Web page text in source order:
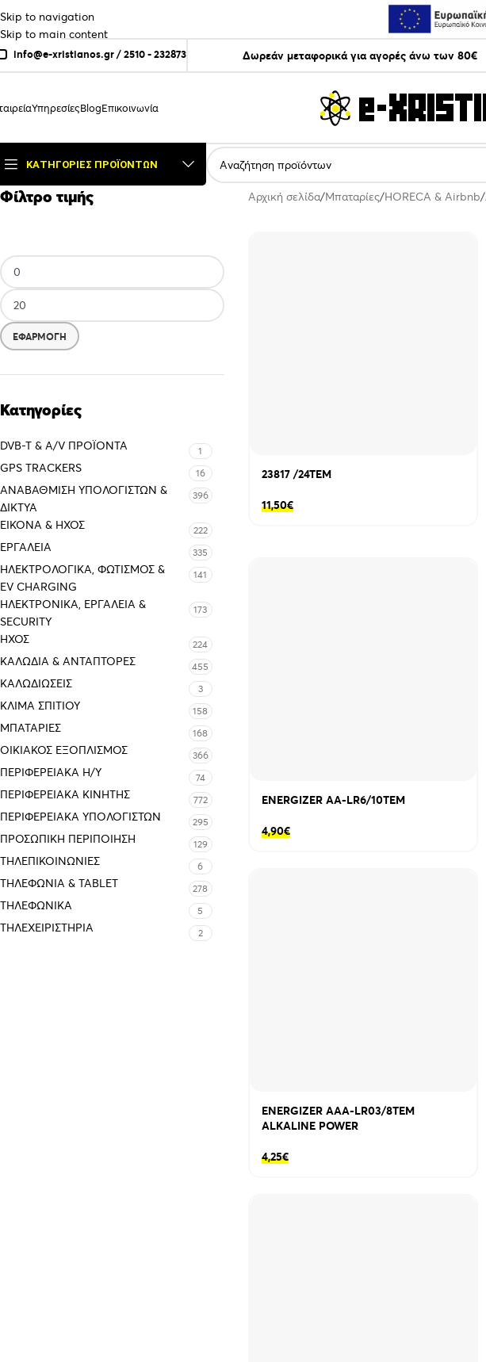
Skip to navigation
Skip to main content
info@e-xristianos.gr/2510 - 232873 Δωρεάν μεταφορικά για αγορές άνω των 80€
ΥπηρεσίεςBlogΕπικοινωνία
ΚΑΤΗΓΟΡΊΕΣ ΠΡΟΪΌΝΤΩΝ
Φίλτρο τιμής
ΕΦΑΡΜΟΓΉ
Κατηγορίες
DVB-T & A/V ΠΡΟΪΌΝΤΑ 1
GPS TRACKERS 16
ΑΝΑΒΆΘΜΙΣΗ ΥΠΟΛΟΓΙΣΤΏΝ &
ΔΊΚΤΥΑ
396
ΕΙΚΌΝΑ & ΗΧΟΣ 222
ΕΡΓΑΛΕΊΑ 335
ΗΛΕΚΤΡΟΛΟΓΙΚΆ, ΦΩΤΙΣΜΌΣ &
EV CHARGING
141
ΗΛΕΚΤΡΟΝΙΚΆ, ΕΡΓΑΛΕΊΑ &
SECURITY
173
ΉΧΟΣ 224
ΚΑΛΏΔΙΑ & ΑΝΤΆΠΤΟΡΕΣ 455
ΚΑΛΩΔΙΏΣΕΙΣ 3
ΚΛΊΜΑ ΣΠΙΤΙΟΎ 158
ΜΠΑΤΑΡΊΕΣ 168
ΟΙΚΙΑΚΌΣ ΕΞΟΠΛΙΣΜΌΣ 366
ΠΕΡΙΦΕΡΕΙΑΚΑ Η/Υ 74
ΠΕΡΙΦΕΡΕΙΑΚΑ ΚΙΝΗΤΗΣ 772
ΠΕΡΙΦΕΡΕΙΑΚΆ ΥΠΟΛΟΓΙΣΤΏΝ 295
ΠΡΟΣΩΠΙΚΉ ΠΕΡΙΠΟΊΗΣΗ 129
ΤΗΛΕΠΙΚΟΙΝΩΝΊΕΣ 6
ΤΗΛΕΦΩΝΊΑ & TABLET 278
ΤΗΛΕΦΩΝΙΚΑ 5
ΤΗΛΕΧΕΙΡΙΣΤΉΡΙΑ 2
Αρχική σελίδα Μπαταρίες HORECA & Airbnb
23817 /24ΤΕΜ
11,50€
ENERGIZER AA-LR6/10TEM
4,90€
ENERGIZER AAA-LR03/8TEM
ALKALINE POWER
4,25€